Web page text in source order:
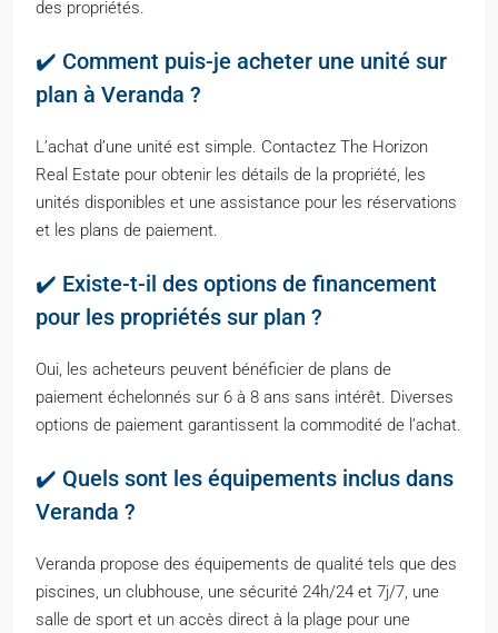
des propriétés.
✔️ Comment puis-je acheter une unité sur
plan à Veranda ?
L’achat d’une unité est simple. Contactez The Horizon
Real Estate pour obtenir les détails de la propriété, les
unités disponibles et une assistance pour les réservations
et les plans de paiement.
✔️ Existe-t-il des options de financement
pour les propriétés sur plan ?
Oui, les acheteurs peuvent bénéficier de plans de
paiement échelonnés sur 6 à 8 ans sans intérêt. Diverses
options de paiement garantissent la commodité de l’achat.
✔️ Quels sont les équipements inclus dans
Veranda ?
Veranda propose des équipements de qualité tels que des
piscines, un clubhouse, une sécurité 24h/24 et 7j/7, une
salle de sport et un accès direct à la plage pour une